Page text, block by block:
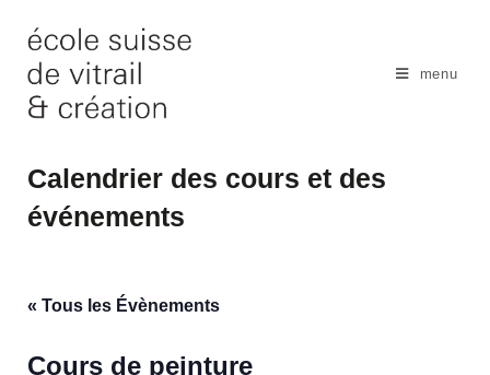
content
menu
Calendrier des cours et des
événements
« Tous les Évènements
Cours de peinture